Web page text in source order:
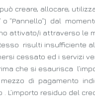
può creare, allocare,
o “Pannello”) dal
attivato/i attraverso le
risulti insufficiente
cessato ed i servizi
che si esaurisca
di pagamento
. L’importo residuo del